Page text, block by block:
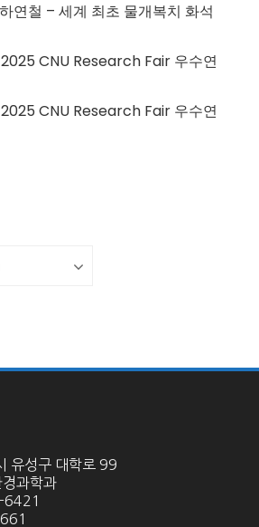
연철 – 세계 최초 물개복치 화석
CNU Research Fair 우수연
CNU Research Fair 우수연
유성구 대학로 99
과학과
6421